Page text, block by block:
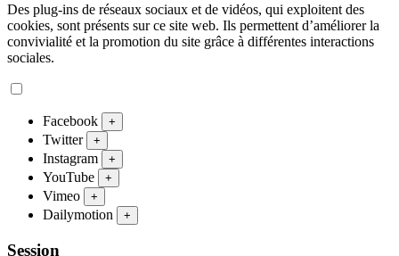
Des plug-ins de réseaux sociaux et de vidéos, qui exploitent des
cookies, sont présents sur ce site web. Ils permettent d’améliorer la
convivialité et la promotion du site grâce à différentes interactions
sociales.
Facebook +
Twitter +
Instagram +
YouTube +
Vimeo +
Dailymotion +
Session